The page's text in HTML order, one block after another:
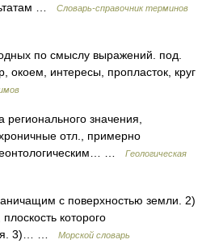
…
Словарь-справочник терминов
по смыслу выражений. под.
окоем, интересы, пропласток, круг
значения,
отл., примерно
…
Геологическая
с поверхностью земли. 2)
которого
3)… …
Морской словарь